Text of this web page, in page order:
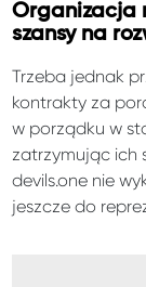
Organizacja
szansy na
Trzeba jednak
kontrakty za
w porządku w
zatrzymując ich
devils.one nie
jeszcze do